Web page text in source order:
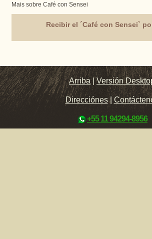
Mais sobre Café con Sensei
Recibir el ´Café con Sensei`
Arriba |Versión
Direcciónes|
+55 11 94294-8956